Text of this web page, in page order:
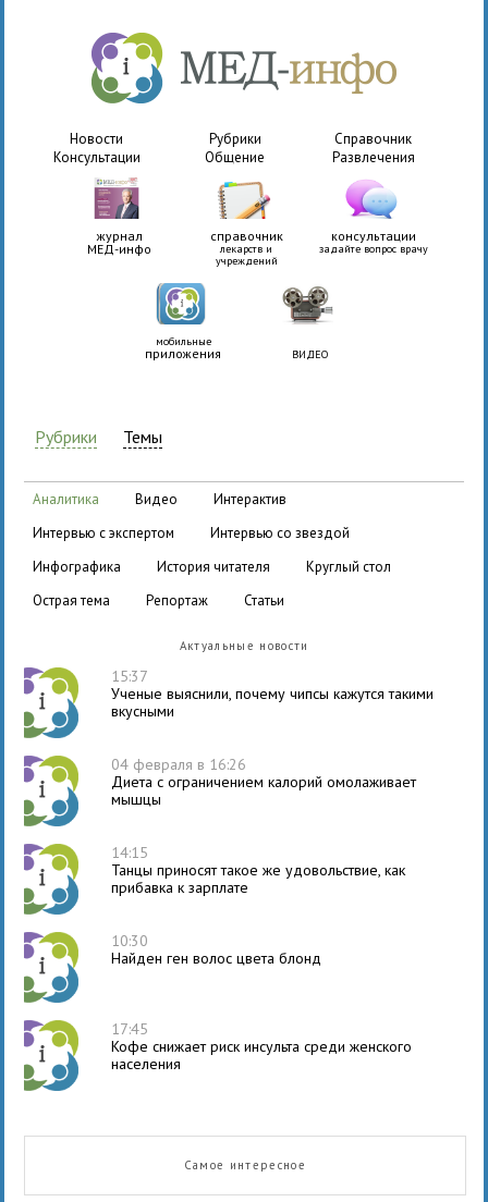
Новости Рубрики
Справочник
Консультации
Общение Развлечения
журнал
МЕД-инфо
справочник
лекарств и
учреждений
консультации
задайте вопрос врачу
мобильные
приложения ВИДЕО
Рубрики Темы
аналитика видео
интерактив
интервью с экспертом
интервью со звездой
инфографика
история читателя
круглый стол
острая тема
репортаж статьи
Актуальные новости
15:37
Ученые выяснили, почему чипсы кажутся такими
вкусными
04 февраля в 16:26
Диета с ограничением калорий омолаживает
мышцы
14:15
Танцы приносят такое же удовольствие, как
прибавка к зарплате
10:30
Найден ген волос цвета блонд
17:45
Кофе снижает риск инсульта среди женского
населения
Самое интересное